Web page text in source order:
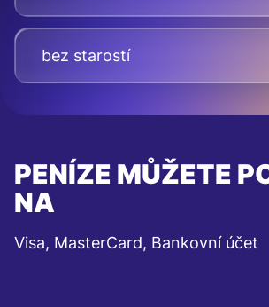
bez starostí
PENÍZE MŮŽETE
NA
Visa, MasterCard, Bankovní účet